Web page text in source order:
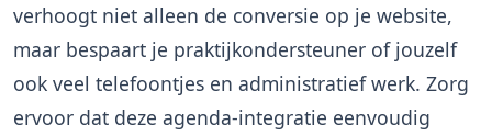
verhoogt niet alleen de conversie op je website,
maar bespaart je praktijkondersteuner of jouzelf
ook veel telefoontjes en administratief werk. Zorg
ervoor dat deze agenda-integratie eenvoudig